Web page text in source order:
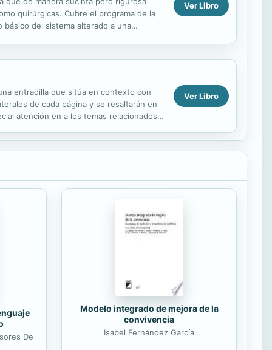
quirúrgicas. Cubre el programa de la
del sistema alterado a una
Ver Libro
entradilla que sitúa en contexto con
de cada página y se resaltarán en
atención en a los temas relacionados
Ver Libro
De
Modelo integrado de mejora de la
convivencia
Isabel Fernández García